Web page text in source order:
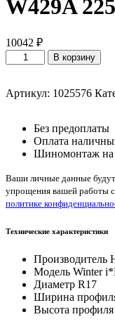
W429A
10042 ₽
Количество
товара
Winter
W429A
225/60/R17
В корзину
Артикул: 1025576
Без предоплаты
Оплата
Шиномонтаж на
Ваши личные данные будут
упрощения вашей работы
политике
Технические характеристики
Производитель
Модель Winter
Диаметр R17
Ширина
Высота профиля